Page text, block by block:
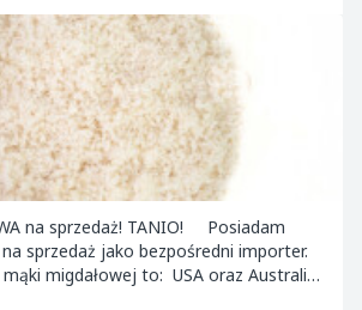
na sprzedaż! TANIO! Posiadam
sprzedaż jako bezpośredni importer.
migdałowej to: USA oraz Australia